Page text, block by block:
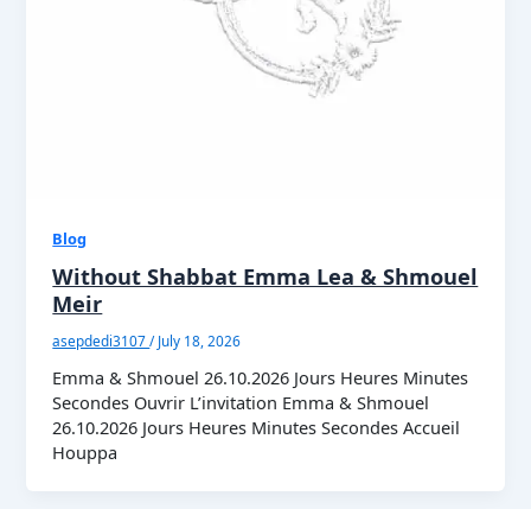
Blog
Without Shabbat Emma Lea & Shmouel
Meir
asepdedi3107/July 18, 2026
Emma & Shmouel 26.10.2026 Jours Heures Minutes
Secondes Ouvrir L’invitation Emma & Shmouel
26.10.2026 Jours Heures Minutes Secondes Accueil
Houppa